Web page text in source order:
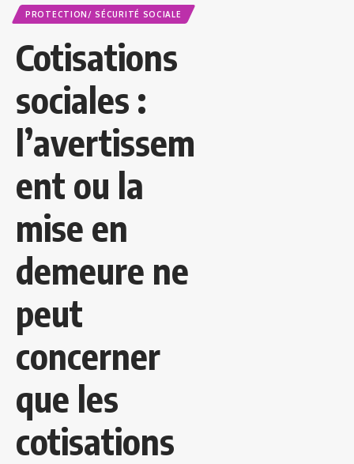
PROTECTION/ SÉCURITÉ SOCIALE
Cotisations
sociales :
l’avertissem
ent ou la
mise en
demeure ne
peut
concerner
que les
cotisations